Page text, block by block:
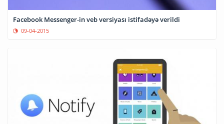
Facebook Messenger-in veb versiyası istifadəyə verildi
09-04-2015